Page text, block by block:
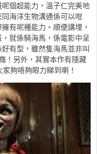
個超能力，溫子仁完美地
海洋生物溝通係可以咁
有呢種能力。順便講埋，
就係騎海馬，係電影中呈
有型，雖然隻海馬並非叫
！另外，其實本作有隱藏
夠唔夠眼力睇到喇！